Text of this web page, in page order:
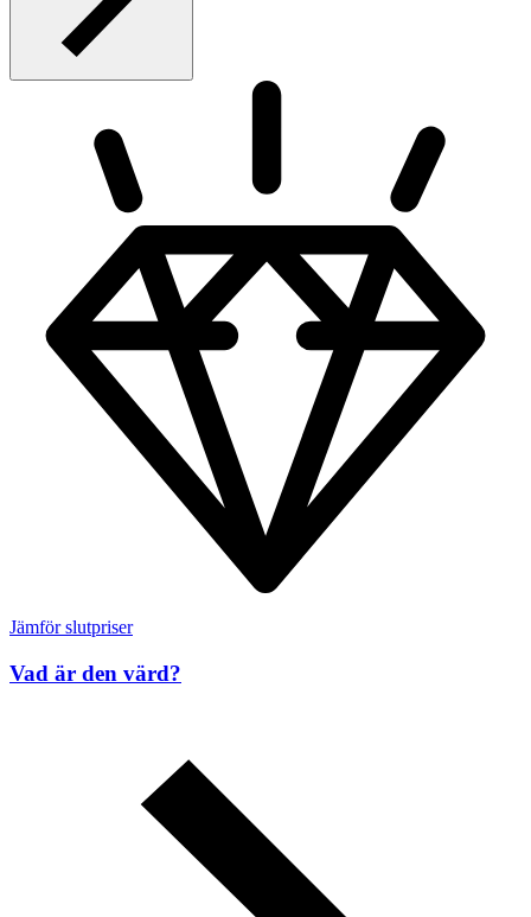
Jämför slutpriser
Vad är den värd?